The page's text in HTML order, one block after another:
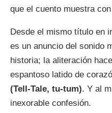
que el cuento muestra
Desde el mismo título en
es un anuncio del sonido
historia; la aliteración
espantoso latido de
(Tell-Tale, tu-tum). Y al
inexorable confesión.